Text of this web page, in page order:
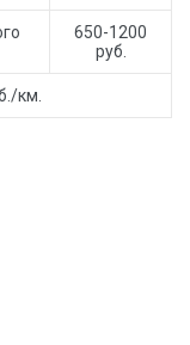
650-1200
руб.
км.